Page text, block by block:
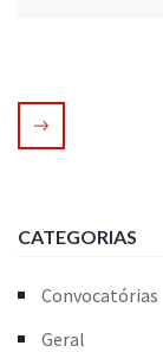
CATEGORIAS
Convocatórias
Geral